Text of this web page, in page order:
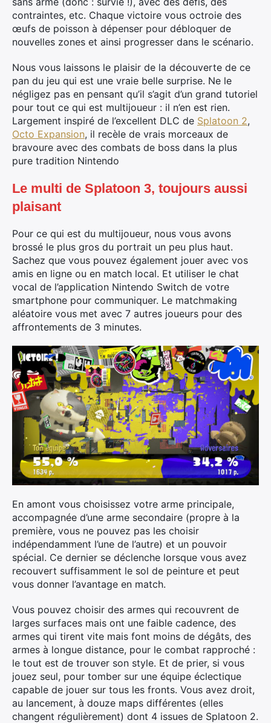
contraintes, etc. Chaque victoire vous octroie des
œufs de poisson à dépenser pour débloquer de
nouvelles zones et ainsi progresser dans le scénario.
Nous vous laissons le plaisir de la découverte de ce
pan du jeu qui est une vraie belle surprise. Ne le
négligez pas en pensant qu’il s’agit d’un grand tutoriel
pour tout ce qui est multijoueur : il n’en est rien.
Largement inspiré de l’excellent DLC de Splatoon 2,
Octo Expansion, il recèle de vrais morceaux de
bravoure avec des combats de boss dans la plus
pure tradition Nintendo
Le multi de Splatoon 3, toujours aussi
plaisant
Pour ce qui est du multijoueur, nous vous avons
brossé le plus gros du portrait un peu plus haut.
Sachez que vous pouvez également jouer avec vos
amis en ligne ou en match local. Et utiliser le chat
vocal de l’application Nintendo Switch de votre
smartphone pour communiquer. Le matchmaking
aléatoire vous met avec 7 autres joueurs pour des
affrontements de 3 minutes.
En amont vous choisissez votre arme principale,
accompagnée d’une arme secondaire (propre à la
première, vous ne pouvez pas les choisir
indépendamment l’une de l’autre) et un pouvoir
spécial. Ce dernier se déclenche lorsque vous avez
recouvert suffisamment le sol de peinture et peut
vous donner l’avantage en match.
Vous pouvez choisir des armes qui recouvrent de
larges surfaces mais ont une faible cadence, des
armes qui tirent vite mais font moins de dégâts, des
armes à longue distance, pour le combat rapproché :
le tout est de trouver son style. Et de prier, si vous
jouez seul, pour tomber sur une équipe éclectique
capable de jouer sur tous les fronts. Vous avez droit,
au lancement, à douze maps différentes (elles
changent régulièrement) dont 4 issues de Splatoon 2.